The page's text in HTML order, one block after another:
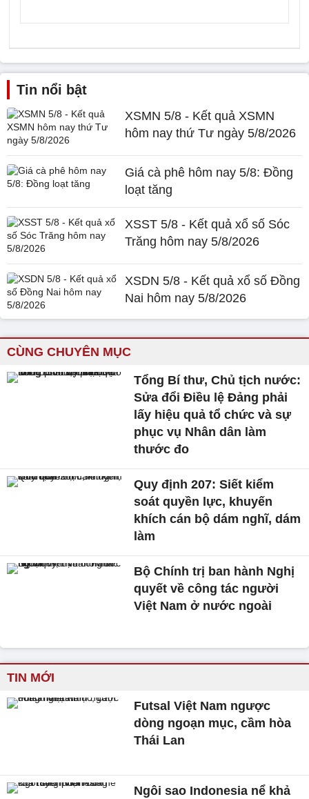
Tin nổi bật
XSMN 5/8 - Kết quả XSMN
hôm nay thứ Tư ngày 5/8/2026
Giá cà phê hôm nay 5/8: Đồng
loạt tăng
XSST 5/8 - Kết quả xổ số Sóc
Trăng hôm nay 5/8/2026
XSDN 5/8 - Kết quả xổ số Đồng
Nai hôm nay 5/8/2026
CÙNG CHUYÊN MỤC
Tổng Bí thư, Chủ tịch nước:
Sửa đổi Điều lệ Đảng phải
lấy hiệu quả tổ chức và sự
phục vụ Nhân dân làm
thước đo
Quy định 207: Siết kiểm
soát quyền lực, khuyến
khích cán bộ dám nghĩ, dám
làm
Bộ Chính trị ban hành Nghị
quyết về công tác người
Việt Nam ở nước ngoài
TIN MỚI
Futsal Việt Nam ngược
dòng ngoạn mục, cầm hòa
Thái Lan
Ngôi sao Indonesia nể khả